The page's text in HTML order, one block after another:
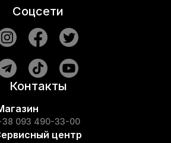
Соцсети
Контакты
093 490-33-00
центр